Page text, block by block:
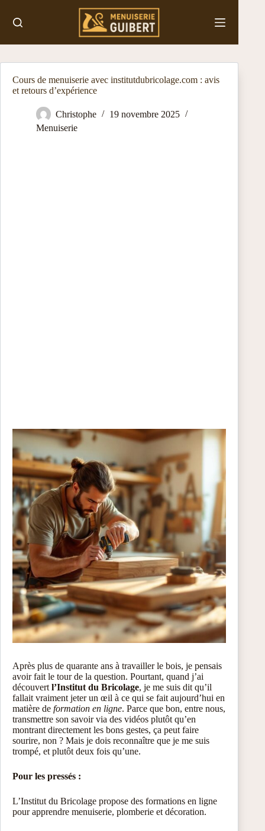
contenu
Cours de menuiserie avec institutdubricolage.com : avis
et retours d’expérience
Christophe
19 novembre 2025
Menuiserie
Après plus de quarante ans à travailler le bois, je pensais
avoir fait le tour de la question. Pourtant, quand j’ai
découvert l’Institut du Bricolage, je me suis dit qu’il
fallait vraiment jeter un œil à ce qui se fait aujourd’hui en
matière de formation en ligne. Parce que bon, entre nous,
transmettre son savoir via des vidéos plutôt qu’en
montrant directement les bons gestes, ça peut faire
sourire, non ? Mais je dois reconnaître que je me suis
trompé, et plutôt deux fois qu’une.
Pour les pressés :
L’Institut du Bricolage propose des formations en ligne
pour apprendre menuiserie, plomberie et décoration.